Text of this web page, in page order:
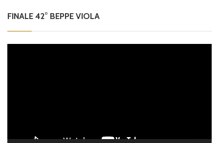
FINALE 42° BEPPE VIOLA